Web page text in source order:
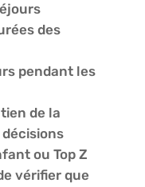
des
pendant les
de la
ou Top Z
vérifier que